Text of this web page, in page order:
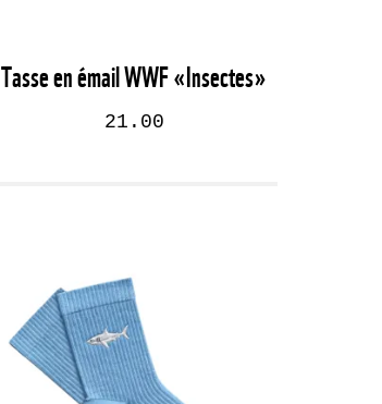
Tasse en émail WWF «Insectes»
21.00